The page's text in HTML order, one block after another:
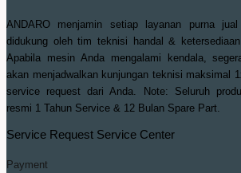
ANDARO menjamin setiap layanan purna
didukung oleh tim teknisi handal &
Apabila mesin Anda mengalami kendala,
akan menjadwalkan kunjungan teknisi maksimal
service request dari Anda. Note: Seluruh
resmi 1 Tahun Service & 12 Bulan Spare Part.
Service Request Service Center
Payment